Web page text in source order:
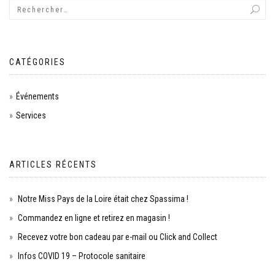
CATÉGORIES
Événements
Services
ARTICLES RÉCENTS
Notre Miss Pays de la Loire était chez Spassima !
Commandez en ligne et retirez en magasin !
Recevez votre bon cadeau par e-mail ou Click and Collect
Infos COVID 19 – Protocole sanitaire